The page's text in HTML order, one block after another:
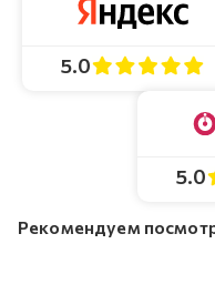
5.0
5.0
Рекомендуем